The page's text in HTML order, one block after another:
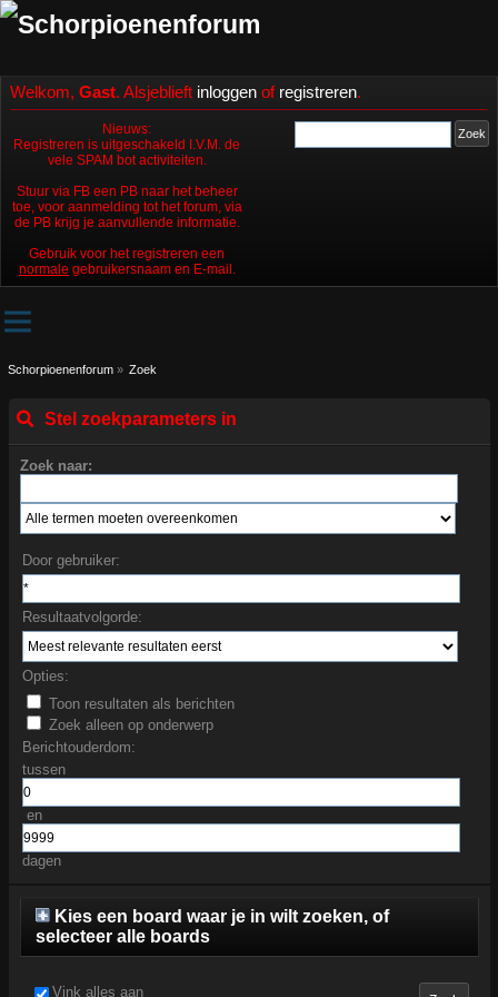
Welkom, Gast. Alsjeblieft inloggen of registreren.
Nieuws:
Registreren is uitgeschakeld I.V.M. de
vele SPAM bot activiteiten.
Stuur via FB een PB naar het beheer
toe, voor aanmelding tot het forum, via
de PB krijg je aanvullende informatie.
Gebruik voor het registreren een
normale gebruikersnaam en E-mail.
Schorpioenenforum» Zoek
Stel zoekparameters in
Zoek naar:
Door gebruiker:
Resultaatvolgorde:
Opties:
Toon resultaten als berichten
Zoek alleen op onderwerp
Berichtouderdom:
tussen
en
dagen
Kies een board waar je in wilt zoeken, of
selecteer alle boards
Vink alles aan